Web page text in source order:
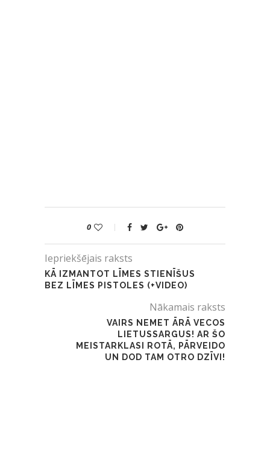
0
Iepriekšējais raksts
KĀ IZMANTOT LĪMES STIENĪŠUS
BEZ LĪMES PISTOLES (+VIDEO)
Nākamais raksts
VAIRS NEMET ĀRĀ VECOS
LIETUSSARGUS! AR ŠO
MEISTARKLASI ROTĀ, PĀRVEIDO
UN DOD TAM OTRO DZĪVI!